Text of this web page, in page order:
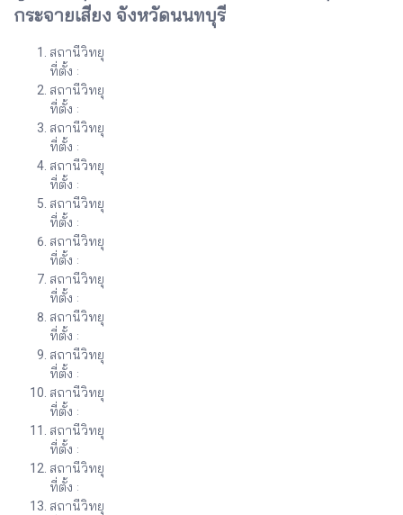
กระจายเสียง จังหวัดนนทบุรี
สถานีวิทยุ
ที่ตั้ง :
สถานีวิทยุ
ที่ตั้ง :
สถานีวิทยุ
ที่ตั้ง :
สถานีวิทยุ
ที่ตั้ง :
สถานีวิทยุ
ที่ตั้ง :
สถานีวิทยุ
ที่ตั้ง :
สถานีวิทยุ
ที่ตั้ง :
สถานีวิทยุ
ที่ตั้ง :
สถานีวิทยุ
ที่ตั้ง :
สถานีวิทยุ
ที่ตั้ง :
สถานีวิทยุ
ที่ตั้ง :
สถานีวิทยุ
ที่ตั้ง :
สถานีวิทยุ